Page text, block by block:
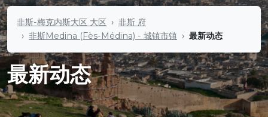
非斯-梅克内斯大区 大区
非斯 府
非斯Medina (Fès-Médina) - 城镇市镇
最新动态
最新动态